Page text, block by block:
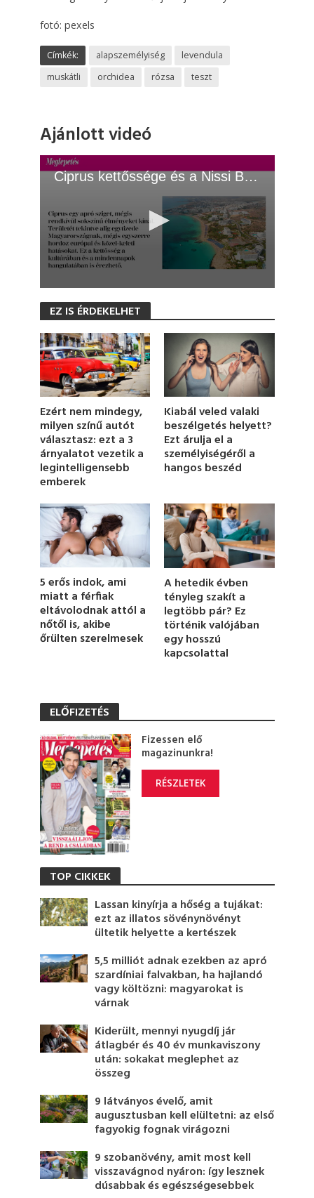
fotó: pexels
Címkék: alapszemélyiség
levendula
muskátli
orchidea rózsa teszt
Ajánlott videó
Ciprus kettőssége és a Nissi Beach csodája
s
o
n
d
s
o
f
m
i
n
u
t
e
,
2
s
c
o
n
s
EZ IS ÉRDEKELHET
Ezért nem mindegy,
milyen színű autót
választasz: ezt a 3
árnyalatot vezetik a
legintelligensebb
emberek
Kiabál veled valaki
beszélgetés helyett?
Ezt árulja el a
személyiségéről a
hangos beszéd
5 erős indok, ami
miatt a férfiak
eltávolodnak attól a
nőtől is, akibe
őrülten szerelmesek
A hetedik évben
tényleg szakít a
legtöbb pár? Ez
történik valójában
egy hosszú
kapcsolattal
ELŐFIZETÉS
Fizessen elő
magazinunkra!
RÉSZLETEK
TOP CIKKEK
Lassan kinyírja a hőség a tujákat:
ezt az illatos sövénynövényt
ültetik helyette a kertészek
5,5 milliót adnak ezekben az apró
szardíniai falvakban, ha hajlandó
vagy költözni: magyarokat is
várnak
Kiderült, mennyi nyugdíj jár
átlagbér és 40 év munkaviszony
után: sokakat meglephet az
összeg
9 látványos évelő, amit
augusztusban kell elültetni: az első
fagyokig fognak virágozni
9 szobanövény, amit most kell
visszavágnod nyáron: így lesznek
dúsabbak és egészségesebbek